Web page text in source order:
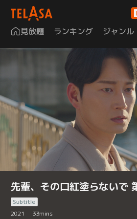
見放題 ランキング ジャンル
先輩、その口紅塗らないで
Subtitle
2021
33mins